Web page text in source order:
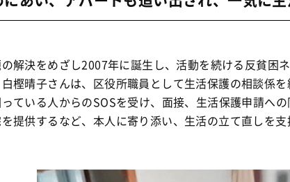
解決をめざし2007年に誕生し、活動を続ける反貧困
樫晴子さんは、区役所職員として生活保護の相談係
ている人からのSOSを受け、面接、生活保護申請へ
提供するなど、本人に寄り添い、生活の立て直しを支